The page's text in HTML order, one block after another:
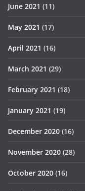
June 2021 (11)
May 2021 (17)
April 2021 (16)
March 2021 (29)
February 2021 (18)
January 2021 (19)
December 2020 (16)
November 2020 (28)
October 2020 (16)